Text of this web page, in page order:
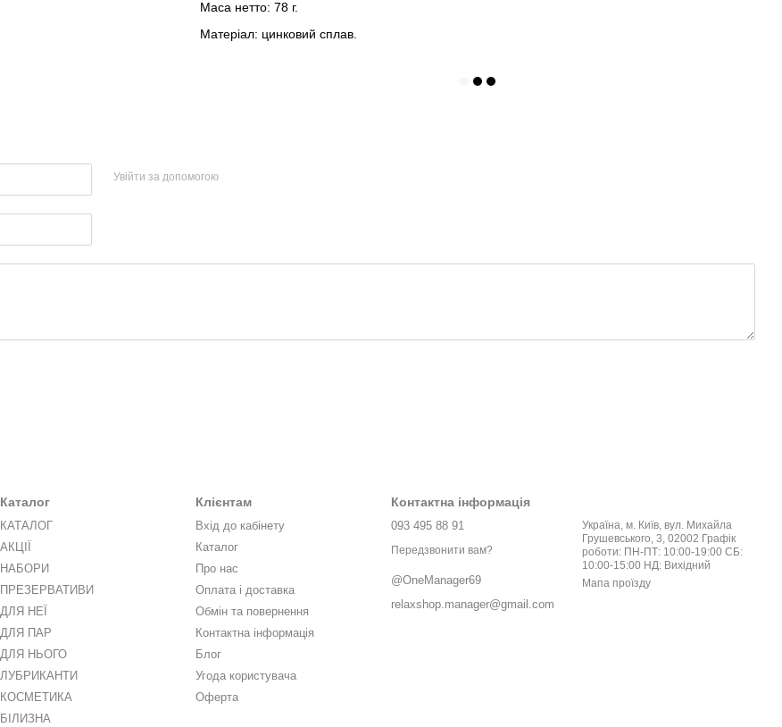
Маса нетто: 78 г.
Матеріал: цинковий сплав.
Увійти за допомогою
Каталог
КАТАЛОГ
АКЦІЇ
НАБОРИ
ПРЕЗЕРВАТИВИ
ДЛЯ НЕЇ
ДЛЯ ПАР
ДЛЯ НЬОГО
ЛУБРИКАНТИ
КОСМЕТИКА
БІЛИЗНА
Клієнтам
Вхід до кабінету
Каталог
Про нас
Оплата і доставка
Обмін та повернення
Контактна інформація
Блог
Угода користувача
Оферта
Контактна інформація
093 495 88 91
Передзвонити вам?
@OneManager69
relaxshop.manager@gmail.com
Україна, м. Київ, вул. Михайла
Грушевського, 3, 02002 Графік
роботи: ПН-ПТ: 10:00-19:00 СБ:
10:00-15:00 НД: Вихідний
Мапа проїзду